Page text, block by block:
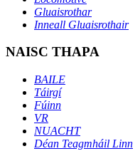
Gluaisrothar
Inneall Gluaisrothair
NAISC THAPA
BAILE
Táirgí
Fúinn
VR
NUACHT
Déan Teagmháil Linn